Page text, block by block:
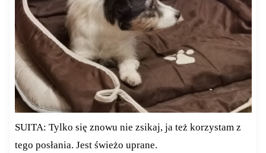
SUITA: Tylko się znowu nie zsikaj, ja też korzystam z
tego posłania. Jest świeżo uprane.